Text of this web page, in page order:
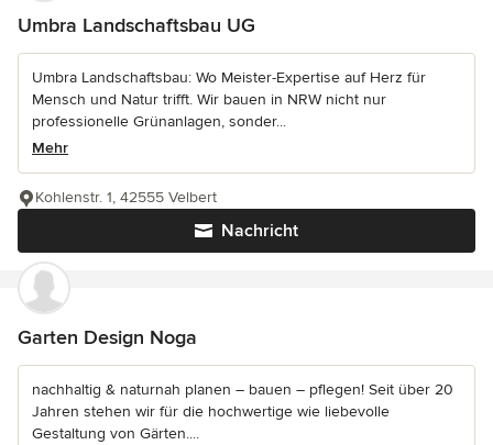
Umbra Landschaftsbau UG
Umbra Landschaftsbau: Wo Meister-Expertise auf Herz für
Mensch und Natur trifft. Wir bauen in NRW nicht nur
professionelle Grünanlagen, sonder...
Mehr
Nachricht
Kohlenstr. 1, 42555 Velbert
Garten Design Noga
nachhaltig & naturnah planen – bauen – pflegen! Seit über 20
Jahren stehen wir für die hochwertige wie liebevolle
Gestaltung von Gärten....